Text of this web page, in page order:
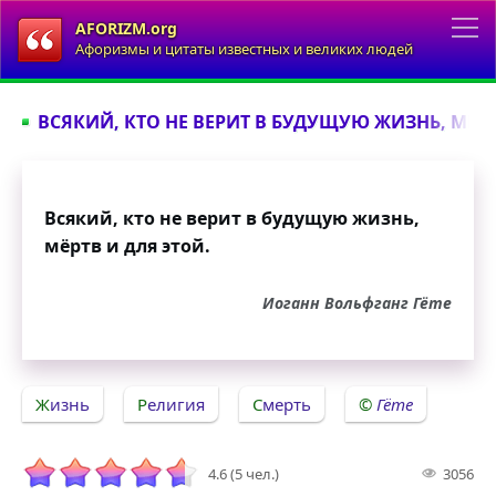
AFORIZM.org
Афоризмы и цитаты известных и великих людей
ВСЯКИЙ, КТО НЕ ВЕРИТ В БУДУЩУЮ ЖИЗНЬ,
Всякий, кто не верит в будущую жизнь,
мёртв и для этой.
Иоганн Вольфганг Гёте
Жизнь Религия Смерть Гёте
4.6 (5 чел.) 3056